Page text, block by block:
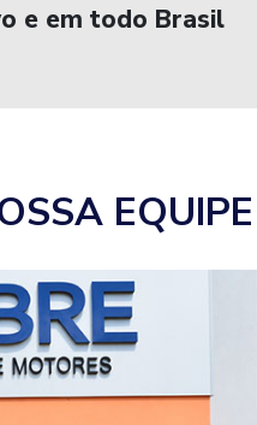
e em todo Brasil
EQUIPE